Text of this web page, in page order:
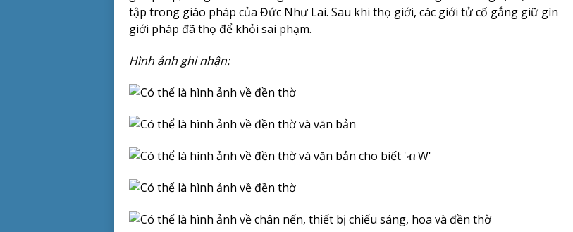
tập trong giáo pháp của Đức Như Lai. Sau khi thọ giới, các giới tử cố gắng giữ gìn
giới pháp đã thọ để khỏi sai phạm.
Hình ảnh ghi nhận: